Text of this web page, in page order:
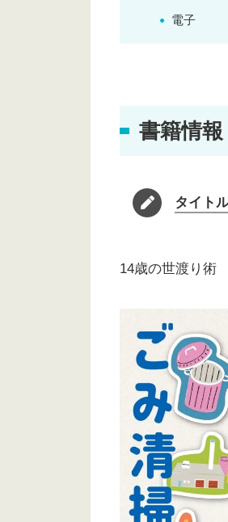
電子
書籍情報
タイト
14歳の世渡り術